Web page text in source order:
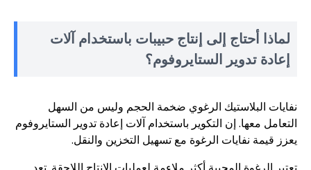
لماذا أحتاج إلى إنتاج حبيبات باستخدام آلات
إعادة تدوير الستايروفوم؟
نفايات البلاستيك الرغوي ضخمة الحجم وليس من السهل
التعامل معها. إن التكوير باستخدام آلات إعادة تدوير الستايروفوم
يعزز قيمة نفايات الرغوة مع تسهيل التخزين والنقل.